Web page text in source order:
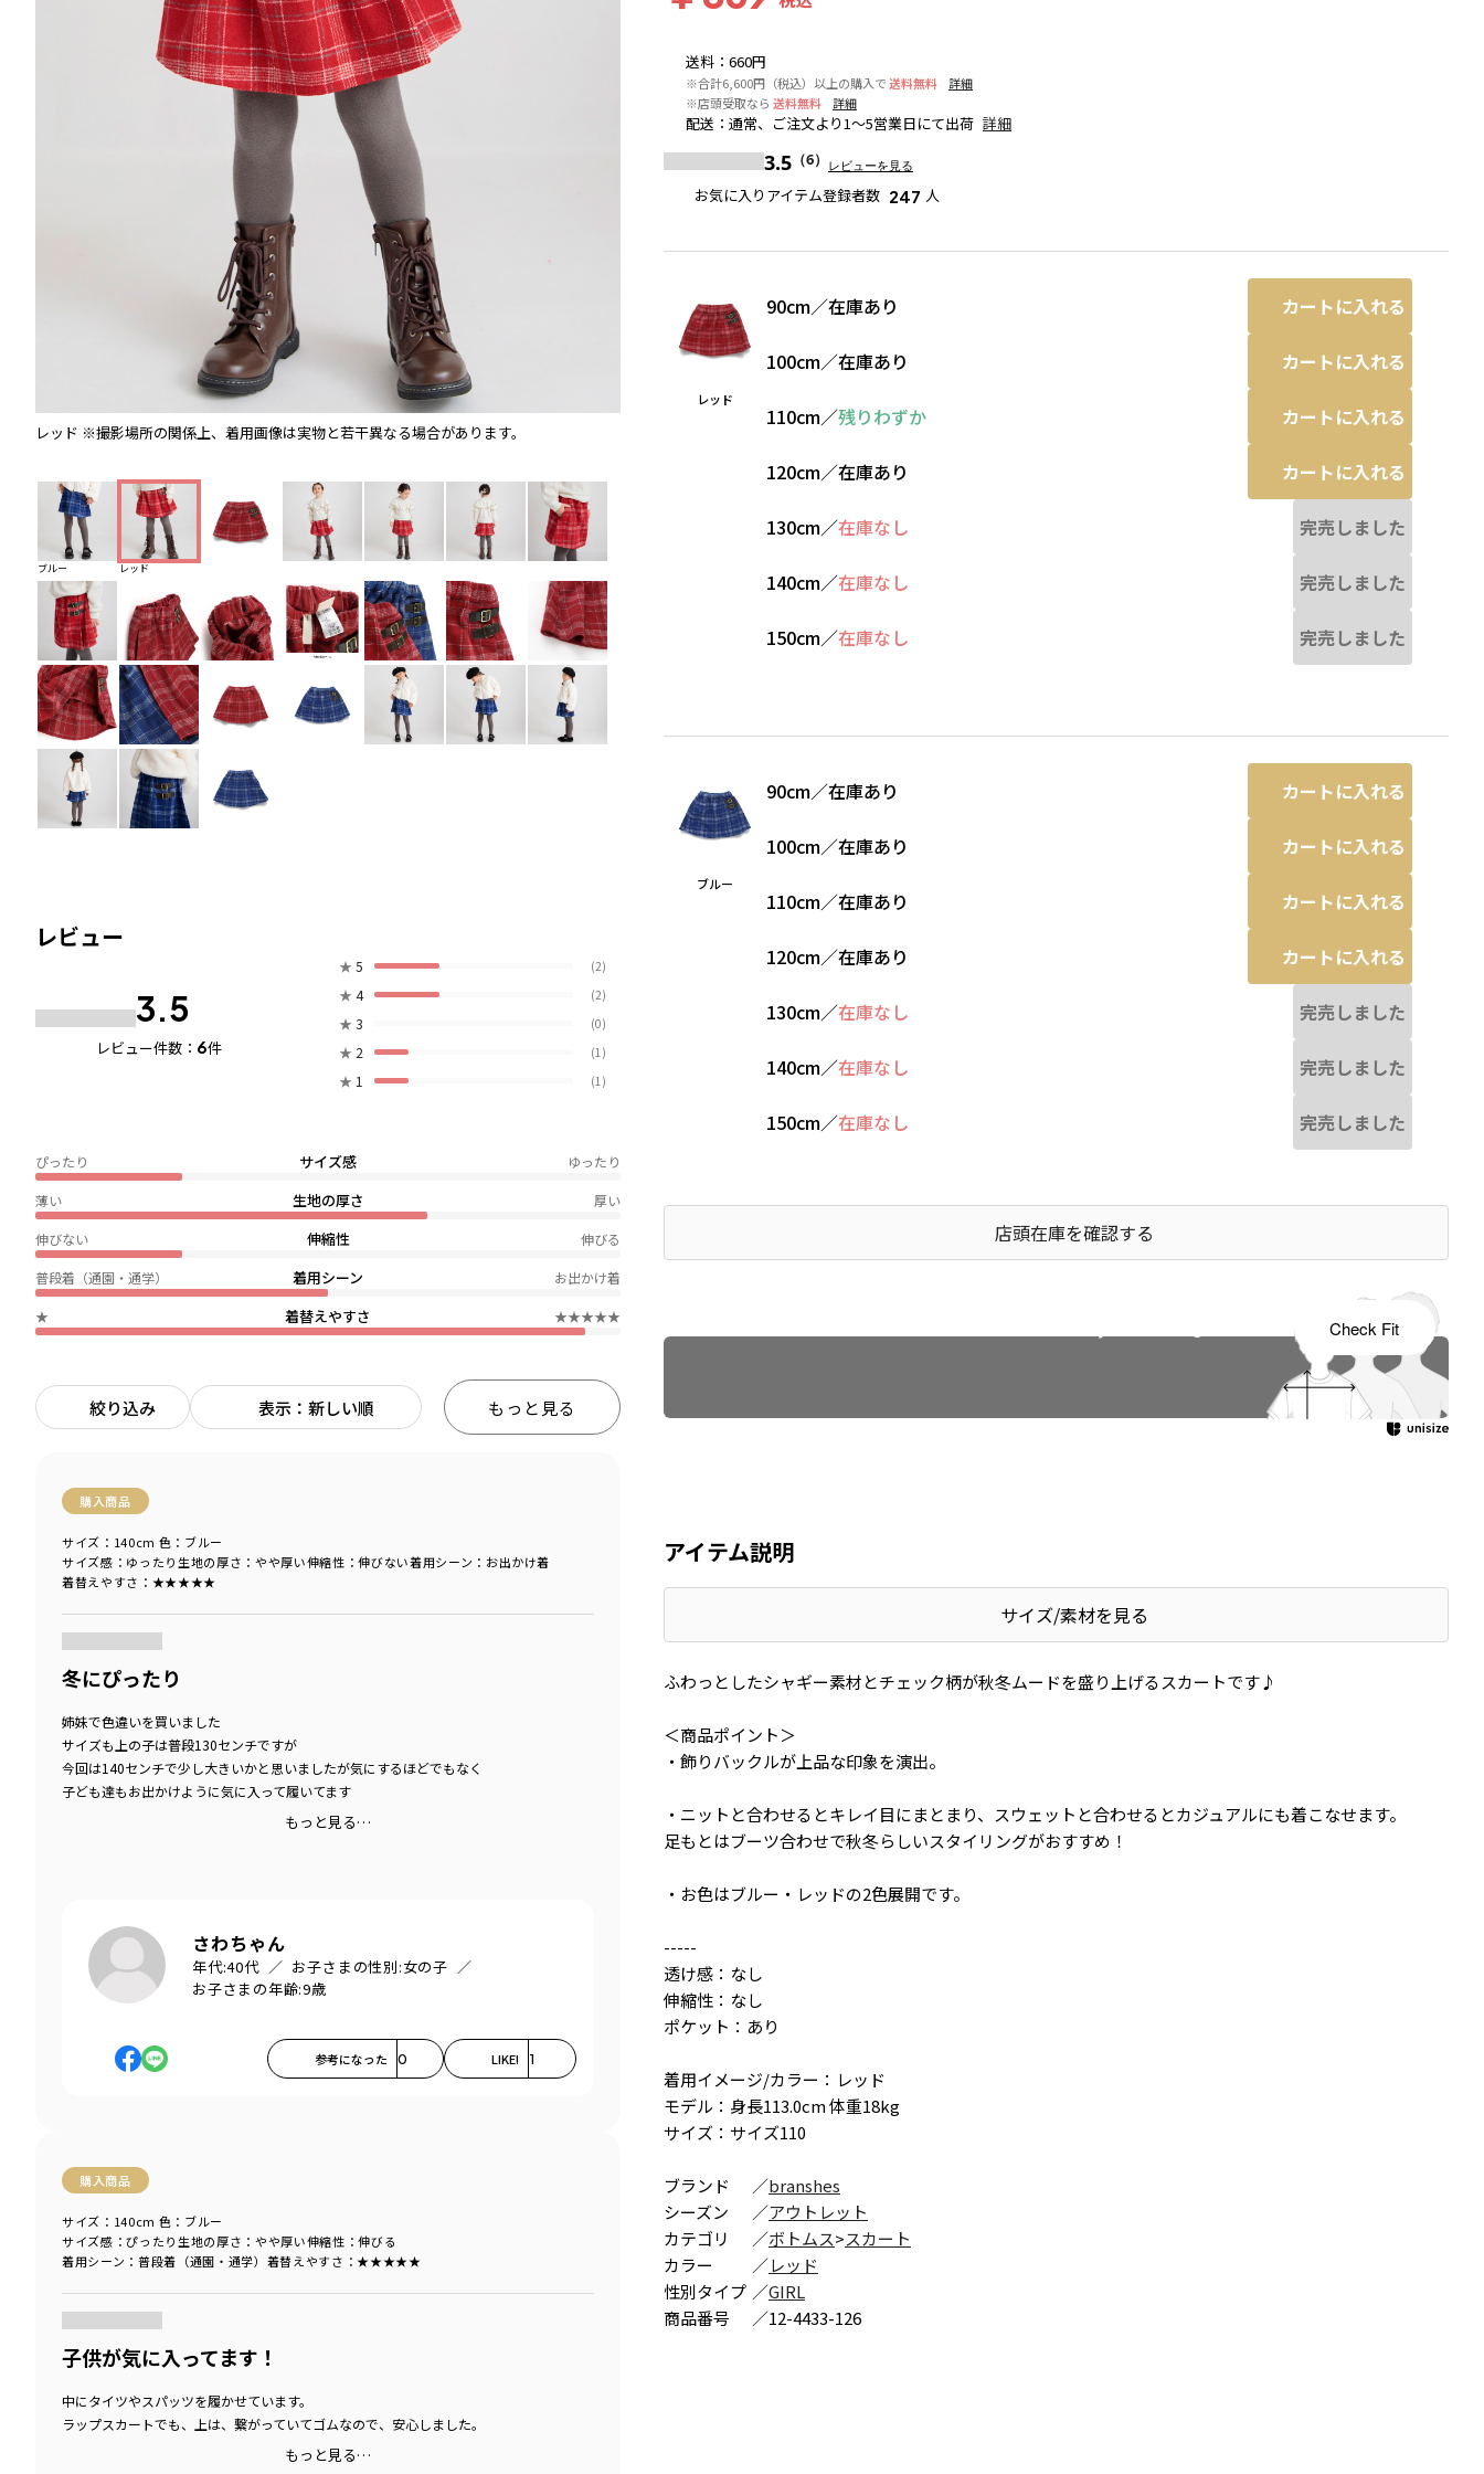
レッド ※撮影場所の関係上、着用画像は実物と若干異なる場合があります。
ブルー レッド
レビュー
3.5
レビュー件数： 6件
★ 5 (2)
★ 4 (2)
★ 3 (0)
★ 2 (1)
★ 1 (1)
サイズ感
ぴったり ゆったり
生地の厚さ
薄い 厚い
伸縮性
伸びない 伸びる
着用シーン
普段着（通園・通学） お出かけ着
着替えやすさ
★ ★★★★★
絞り込み 表示：新しい順 もっと見る
購入商品
サイズ感 ：ゆったり 生地の厚さ ：やや厚い伸縮性 ：伸びない着用シーン ：お出かけ着
着替えやすさ ：★★★★★
サイズ：140cm 色：ブルー
冬にぴったり
姉妹で色違いを買いました
サイズも上の子は普段130センチですが
今回は140センチで少し大きいかと思いましたが気にするほどでもなく
子ども達もお出かけように気に入って履いてます
もっと見る…
さわちゃん
年代:40代 お子さまの性別:女の子
お子さまの年齢:9歳
参考になった 0 LIKE! 1
購入商品
サイズ感 ：ぴったり 生地の厚さ ：やや厚い伸縮性 ：伸びる
着用シーン ：普段着（通園・通学） 着替えやすさ ：★★★★★
サイズ：140cm 色：ブルー
子供が気に入ってます！
中にタイツやスパッツを履かせています。
ラップスカートでも、上は、繋がっていてゴムなので、安心しました。
もっと見る…
送料 ： 660円
※合計6,600円（税込）以上の購入で送料無料
詳細
※店頭受取なら 送料無料 詳細
配送 ： 通常、ご注文より1～5営業日にて出荷 詳細
3.5 （6） レビューを見る
お気に入りアイテム登録者数 247 人
レッド
90cm／在庫あり カートに入れる
100cm／在庫あり カートに入れる
110cm／残りわずか カートに入れる
120cm／在庫あり カートに入れる
130cm／在庫なし 完売しました
140cm／在庫なし 完売しました
150cm／在庫なし 完売しました
ブルー
90cm／在庫あり カートに入れる
100cm／在庫あり カートに入れる
110cm／在庫あり カートに入れる
120cm／在庫あり カートに入れる
130cm／在庫なし 完売しました
140cm／在庫なし 完売しました
150cm／在庫なし 完売しました
店頭在庫を確認する
アイテム説明
サイズ/素材を見る
ふわっとしたシャギー素材とチェック柄が秋冬ムードを盛り上げるスカートです♪
＜商品ポイント＞
・飾りバックルが上品な印象を演出。
・ニットと合わせるとキレイ目にまとまり、スウェットと合わせるとカジュアルにも着こなせます。
足もとはブーツ合わせで秋冬らしいスタイリングがおすすめ！
・お色はブルー・レッドの2色展開です。
-----
透け感：なし
伸縮性：なし
ポケット：あり
着用イメージ/カラー：レッド
モデル：身長113.0cm 体重18kg
サイズ：サイズ110
ブランド ／branshes
シーズン
／アウトレット
カテゴリ
／ボトムス>スカート
カラー
／レッド
性別タイプ ／GIRL
商品番号
／12-4433-126
Check Fit